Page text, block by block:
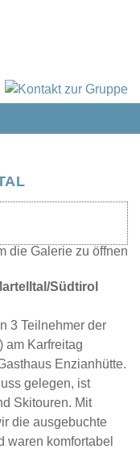
Südtirol
3 Teilnehmer der
am Karfreitag
Enzianhütte.
gelegen, ist
Skitouren. Mit
die ausgebuchte
waren komfortabel